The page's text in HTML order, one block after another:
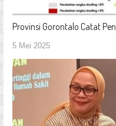
Provinsi Gorontalo Catat
5 Mei 2025